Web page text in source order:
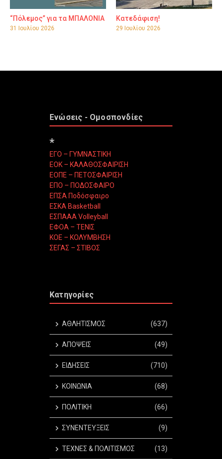
“Πόλεμος” για τα ΜΠΑΛΟΝΙΑ
31 Ιουλίου 2026
Κατεδάφιση!
29 Ιουλίου 2026
Ενώσεις - Ομοσπονδίες
*
ΕΓΟ – ΓΥΜΝΑΣΤΙΚΗ
ΕΟΚ – ΚΑΛΑΘΟΣΦΑΙΡΙΣΗ
ΕΟΠΕ – ΠΕΤΟΣΦΑΙΡΙΣΗ
ΕΠΟ – ΠΟΔΟΣΦΑΙΡΟ
ΕΠΣΑ Ποδόσφαιρο
ΕΣΚΑ Basketball
ΕΣΠΑΑΑ Volleyball
ΕΦΟΑ – ΤΕΝΙΣ
ΚΟΕ – ΚΟΛΥΜΒΗΣΗ
ΣΕΓΑΣ – ΣΤΙΒΟΣ
Κατηγορίες
ΑΘΛΗΤΙΣΜΟΣ (637)
ΑΠΟΨΕΙΣ (49)
ΕΙΔΗΣΕΙΣ (710)
ΚΟΙΝΩΝΙΑ (68)
ΠΟΛΙΤΙΚΗ (66)
ΣΥΝΕΝΤΕΥΞΕΙΣ (9)
ΤΕΧΝΕΣ & ΠΟΛΙΤΙΣΜΟΣ (13)